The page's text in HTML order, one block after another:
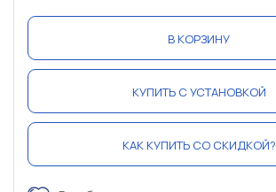
В КОРЗИНУ
КУПИТЬ С УСТАНОВКОЙ
КАК КУПИТЬ СО СКИДКОЙ?